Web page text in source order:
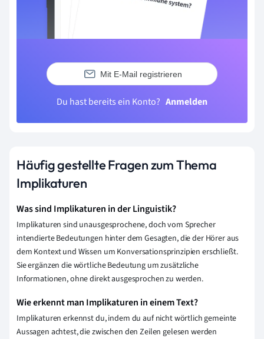
Mit E-Mail registrieren
Du hast bereits ein Konto? Anmelden
Häufig gestellte Fragen zum Thema
Implikaturen
Was sind Implikaturen in der Linguistik?
Implikaturen sind unausgesprochene, doch vom Sprecher
intendierte Bedeutungen hinter dem Gesagten, die der Hörer aus
dem Kontext und Wissen um Konversationsprinzipien erschließt.
Sie ergänzen die wörtliche Bedeutung um zusätzliche
Informationen, ohne direkt ausgesprochen zu werden.
Wie erkennt man Implikaturen in einem Text?
Implikaturen erkennst du, indem du auf nicht wörtlich gemeinte
Aussagen achtest, die zwischen den Zeilen gelesen werden